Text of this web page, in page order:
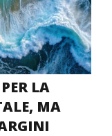
LA
MA